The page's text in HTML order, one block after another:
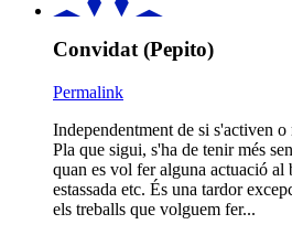
Convidat (Pepito)
Permalink
Independentment de si s'activen
Pla que sigui, s'ha de tenir més
quan es vol fer alguna actuació al
estassada etc. És una tardor
els treballs que volguem fer...